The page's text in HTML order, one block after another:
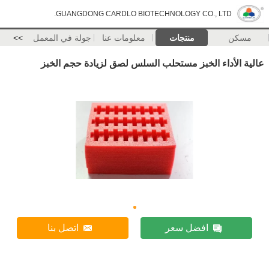
GUANGDONG CARDLO BIOTECHNOLOGY CO., LTD.
مسكن منتجات معلومات عنا جولة في المعمل >>
عالية الأداء الخبز مستحلب السلس لصق لزيادة حجم الخبز
افضل سعر اتصل بنا